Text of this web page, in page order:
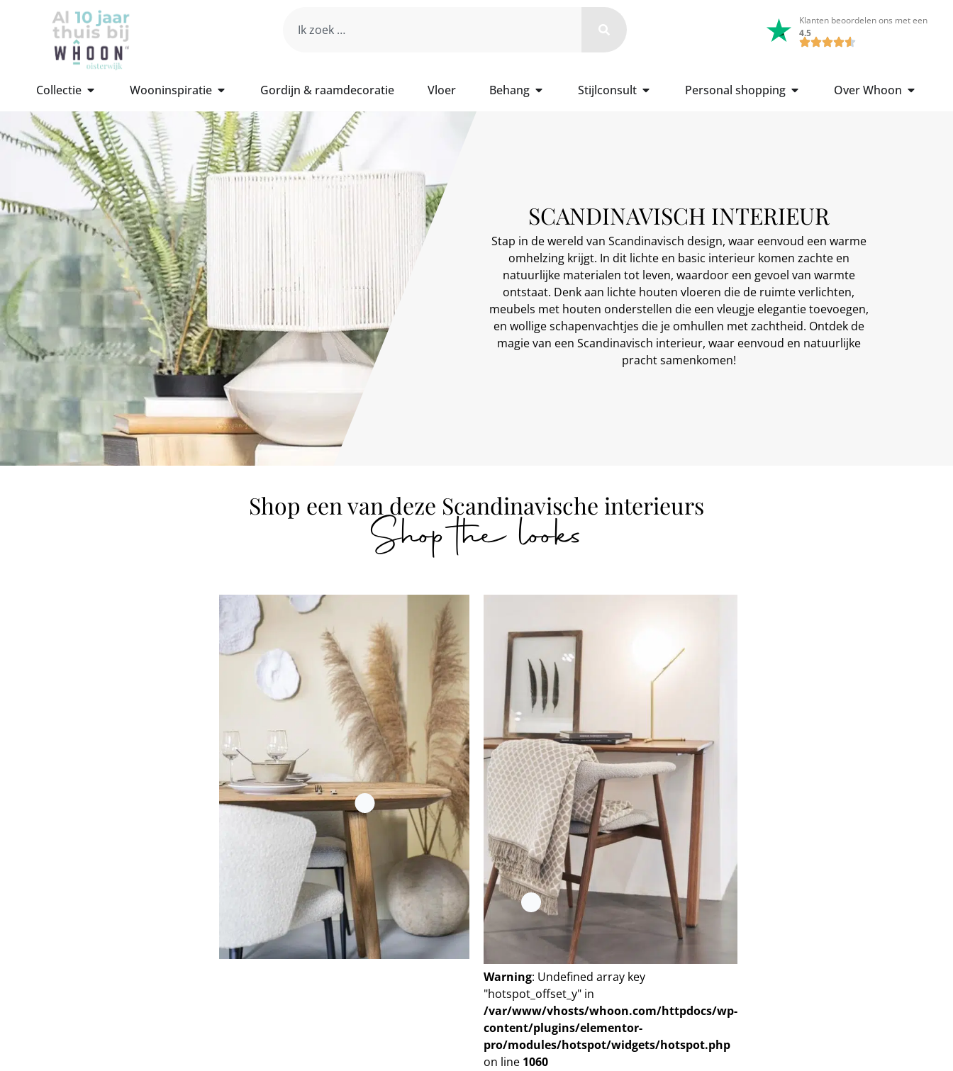
Klanten beoordelen ons met een
4.5
Collectie Wooninspiratie Gordijn & raamdecoratie Vloer Behang Stijlconsult Personal shopping Over Whoon
SCANDINAVISCH INTERIEUR
Stap in de wereld van Scandinavisch design, waar eenvoud een warme
omhelzing krijgt. In dit lichte en basic interieur komen zachte en
natuurlijke materialen tot leven, waardoor een gevoel van warmte
ontstaat. Denk aan lichte houten vloeren die de ruimte verlichten,
meubels met houten onderstellen die een vleugje elegantie toevoegen,
en wollige schapenvachtjes die je omhullen met zachtheid. Ontdek de
magie van een Scandinavisch interieur, waar eenvoud en natuurlijke
pracht samenkomen!
Shop een van deze Scandinavische interieurs
Shop the looks
Warning: Undefined array key
"hotspot_offset_y" in
/var/www/vhosts/whoon.com/httpdocs/wp-
content/plugins/elementor-
pro/modules/hotspot/widgets/hotspot.php
on line 1060
CLAUDI PLAID COLLY NATUREL